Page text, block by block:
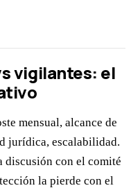
vigilantes: el
mensual, alcance de
jurídica, escalabilidad.
discusión con el comité
la pierde con el